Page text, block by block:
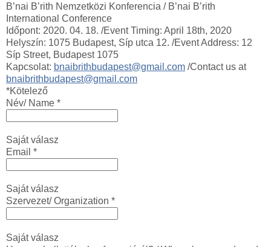
B’nai B’rith Nemzetközi Konferencia / B’nai B’rith
International Conference
Időpont: 2020. 04. 18. /Event Timing: April 18th, 2020
Helyszín: 1075 Budapest, Síp utca 12. /Event Address: 12
Síp Street, Budapest 1075
Kapcsolat: bnaibrithbudapest@gmail.com /Contact us at
bnaibrithbudapest@gmail.com
*Kötelező
Név/ Name *
Saját válasz
Email *
Saját válasz
Szervezet/ Organization *
Saját válasz